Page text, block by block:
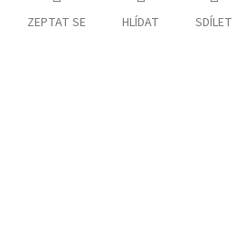
ZEPTAT SE HLÍDAT SDÍLET